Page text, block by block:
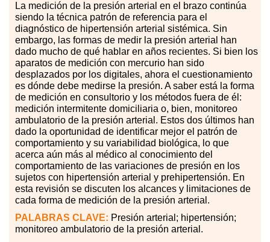
La medición de la presión arterial en el brazo continúa
siendo la técnica patrón de referencia para el
diagnóstico de hipertensión arterial sistémica. Sin
embargo, las formas de medir la presión arterial han
dado mucho de qué hablar en años recientes. Si bien los
aparatos de medición con mercurio han sido
desplazados por los digitales, ahora el cuestionamiento
es dónde debe medirse la presión. A saber está la forma
de medición en consultorio y los métodos fuera de él:
medición intermitente domiciliaria o, bien, monitoreo
ambulatorio de la presión arterial. Estos dos últimos han
dado la oportunidad de identificar mejor el patrón de
comportamiento y su variabilidad biológica, lo que
acerca aún más al médico al conocimiento del
comportamiento de las variaciones de presión en los
sujetos con hipertensión arterial y prehipertensión. En
esta revisión se discuten los alcances y limitaciones de
cada forma de medición de la presión arterial.
PALABRAS CLAVE: Presión arterial; hipertensión;
monitoreo ambulatorio de la presión arterial.